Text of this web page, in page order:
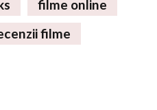
filme online
filme